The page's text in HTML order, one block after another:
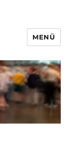
MENÜ